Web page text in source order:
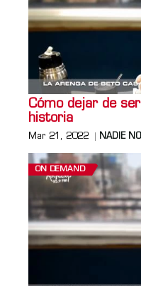
Cómo dejar de
historia
Mar 21, 2022 NADIE
ON DEMAND